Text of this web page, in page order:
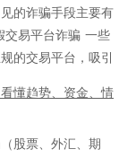
的诈骗手段主要有
交易平台诈骗 一些
的交易平台，吸引
懂趋势、资金、情
股票、外汇、期